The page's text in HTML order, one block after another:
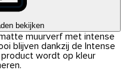
bekijken
muurverf met intense
blijven dankzij de Intense
wordt op kleur